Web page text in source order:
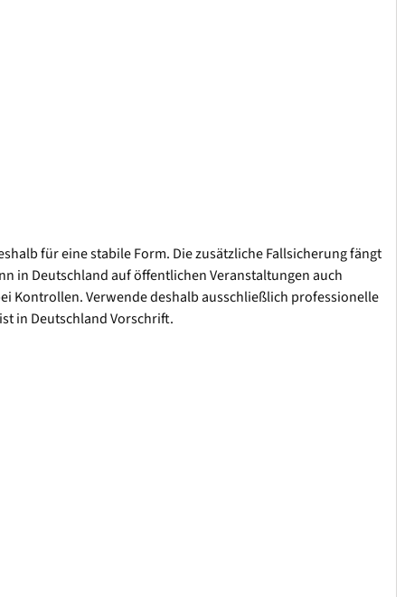
für eine stabile Form. Die zusätzliche Fallsicherung fängt
in Deutschland auf öffentlichen Veranstaltungen auch
Kontrollen. Verwende deshalb ausschließlich professionelle
in Deutschland Vorschrift.